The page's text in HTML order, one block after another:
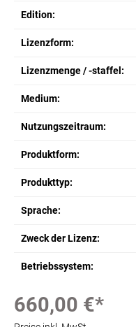
Edition:
Lizenzform:
Lizenzmenge / -staffel:
Medium:
Nutzungszeitraum:
Produktform:
Produkttyp:
Sprache:
Zweck der Lizenz:
Betriebssystem:
660,00 €*